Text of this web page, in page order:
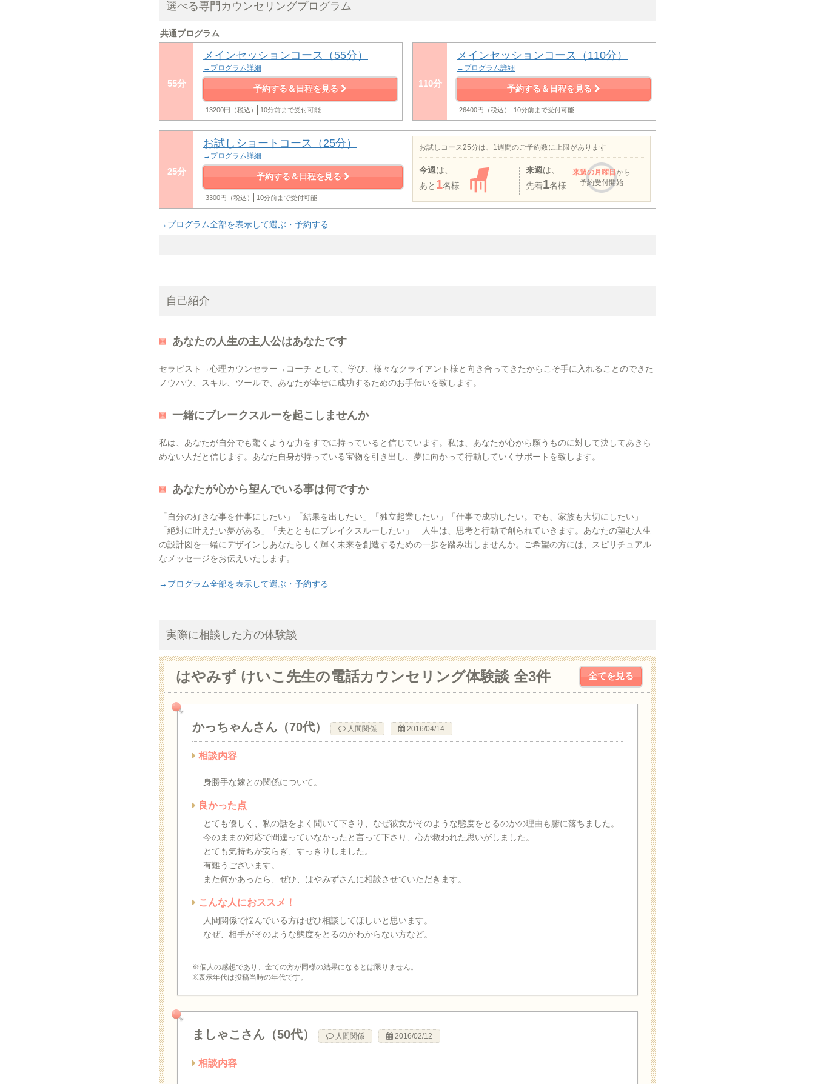
選べる専門カウンセリングプログラム
共通プログラム
55分
メインセッションコース（55分）
→プログラム詳細
予約する＆日程を見る
13200円（税込） 10分前まで受付可能
110分
メインセッションコース（110分）
→プログラム詳細
予約する＆日程を見る
26400円（税込） 10分前まで受付可能
25分
お試しショートコース（25分）
→プログラム詳細
予約する＆日程を見る
3300円（税込） 10分前まで受付可能
お試しコース25分は、1週間のご予約数に上限があります
今週 は、
あと 1名様
来週 は、
先着1名様
来週の月曜日から
予約受付開始
→プログラム全部を表示して選ぶ・予約する
自己紹介
あなたの人生の主人公はあなたです
セラピスト→心理カウンセラー→コーチ として、学び、様々なクライアント様と向き合ってきたからこそ手に入れることのできた
ノウハウ、スキル、ツールで、あなたが幸せに成功するためのお手伝いを致します。
一緒にブレークスルーを起こしませんか
私は、あなたが自分でも驚くような力をすでに持っていると信じています。私は、あなたが心から願うものに対して決してあきら
めない人だと信じます。あなた自身が持っている宝物を引き出し、夢に向かって行動していくサポートを致します。
あなたが心から望んでいる事は何ですか
「自分の好きな事を仕事にしたい」「結果を出したい」「独立起業したい」「仕事で成功したい。でも、家族も大切にしたい」
「絶対に叶えたい夢がある」「夫とともにブレイクスルーしたい」 人生は、思考と行動で創られていきます。あなたの望む人生
の設計図を一緒にデザインしあなたらしく輝く未来を創造するための一歩を踏み出しませんか。ご希望の方には、スピリチュアル
なメッセージをお伝えいたします。
→プログラム全部を表示して選ぶ・予約する
実際に相談した方の体験談
はやみず けいこ先生の電話カウンセリング体験談 全3件 全てを見る
かっちゃんさん（70代） 人間関係 2016/04/14
相談内容
身勝手な嫁との関係について。
良かった点
とても優しく、私の話をよく聞いて下さり、なぜ彼女がそのような態度をとるのかの理由も腑に落ちました。
今のままの対応で間違っていなかったと言って下さり、心が救われた思いがしました。
とても気持ちが安らぎ、すっきりしました。
有難うございます。
また何かあったら、ぜひ、はやみずさんに相談させていただきます。
こんな人におススメ！
人間関係で悩んでいる方はぜひ相談してほしいと思います。
なぜ、相手がそのような態度をとるのかわからない方など。
※個人の感想であり、全ての方が同様の結果になるとは限りません。
※表示年代は投稿当時の年代です。
ましゃこさん（50代） 人間関係 2016/02/12
相談内容